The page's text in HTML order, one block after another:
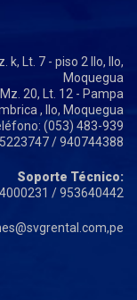
k, Lt. 7 - piso 2 Ilo, Ilo,
Moquegua
20, Lt. 12 - Pampa
, Ilo, Moquegua
(053) 483-939
/ 940744388
Soporte Técnico:
/ 953640442